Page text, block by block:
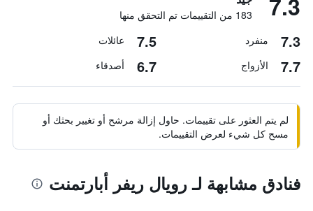
183 من التقييمات تم التحقق منها
7.3 منفرد 7.5 عائلات
7.7 الأزواج 6.7 أصدقاء
لم يتم العثور على تقييمات. حاول إزالة مرشح أو تغيير بحثك أو
مسح كل شيء لعرض التقييمات.
فنادق مشابهة لـ رويال ريفر أبارتمنت